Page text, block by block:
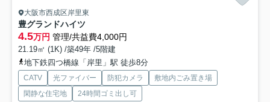
大阪市西成区岸里東
豊グランドハイツ
4.5万円 管理/共益費4,000円
21.19㎡ (1K) /築49年 /5階建
地下鉄四つ橋線「岸里」駅 徒歩8分
CATV 光ファイバー 防犯カメラ
敷地内ごみ置き場
閑静な住宅地
24時間ゴミ出し可